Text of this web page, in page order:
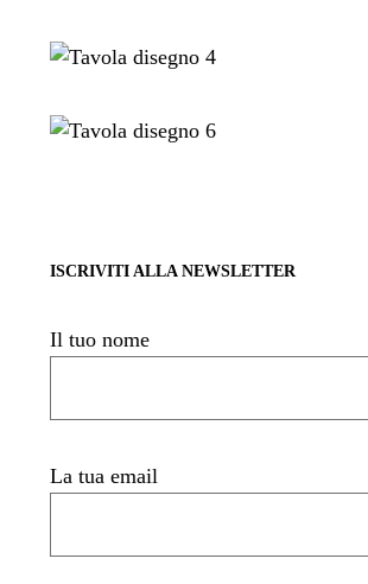
ISCRIVITI ALLA NEWSLETTER
Il tuo nome
La tua email